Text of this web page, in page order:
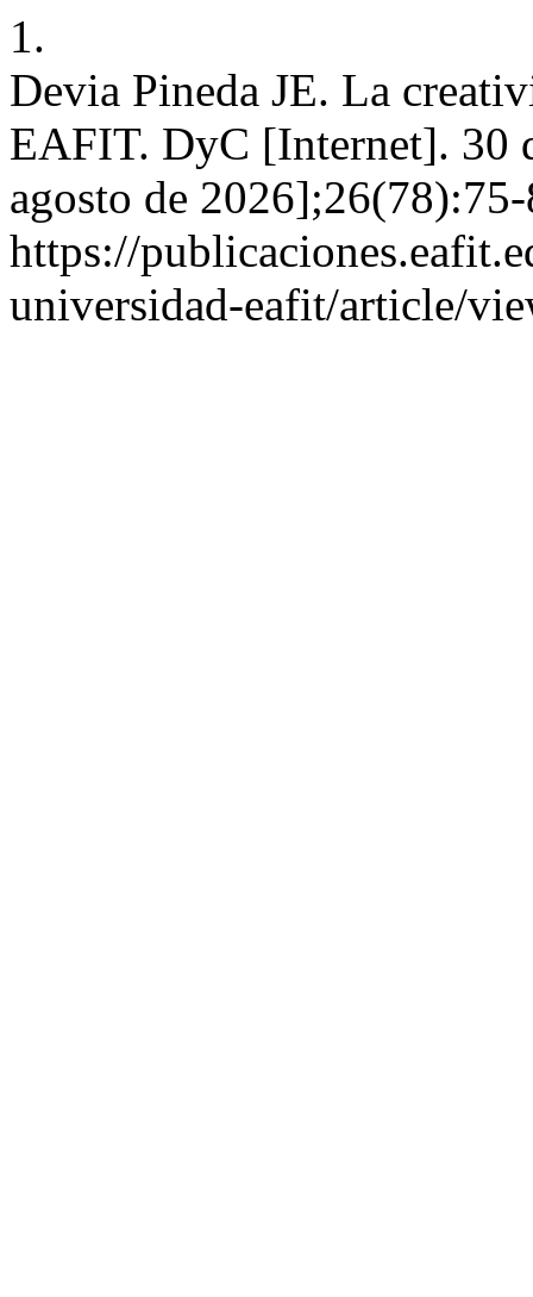
1.
Devia Pineda JE. La
EAFIT. DyC [Internet]. 30
agosto de
https://
universidad-eafit/article/